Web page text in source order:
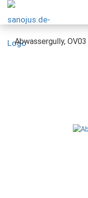
Abwassergully, OV03